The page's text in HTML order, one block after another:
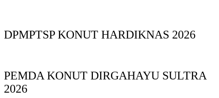
DPMPTSP KONUT HARDIKNAS 2026
PEMDA KONUT DIRGAHAYU SULTRA
2026